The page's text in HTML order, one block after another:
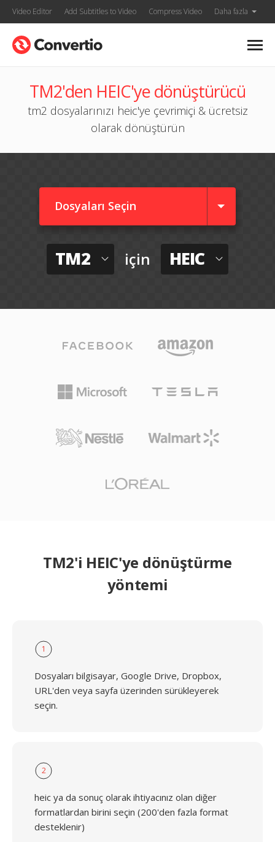
Video Editor Add Subtitles to Video Compress Video Daha fazla
TM2'den HEIC'ye dönüştürücü
tm2 dosyalarınızı heic'ye çevrimiçi & ücretsiz
olarak dönüştürün
Dosyaları Seçin
TM2 için HEIC
TM2'i HEIC'ye dönüştürme
yöntemi
1
Dosyaları bilgisayar, Google Drive, Dropbox,
URL'den veya sayfa üzerinden sürükleyerek
seçin.
2
heic ya da sonuç olarak ihtiyacınız olan diğer
formatlardan birini seçin (200'den fazla format
desteklenir)